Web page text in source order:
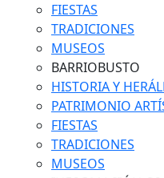
FIESTAS
TRADICIONES
MUSEOS
BARRIOBUSTO
HISTORIA Y
PATRIMONIO
FIESTAS
TRADICIONES
MUSEOS